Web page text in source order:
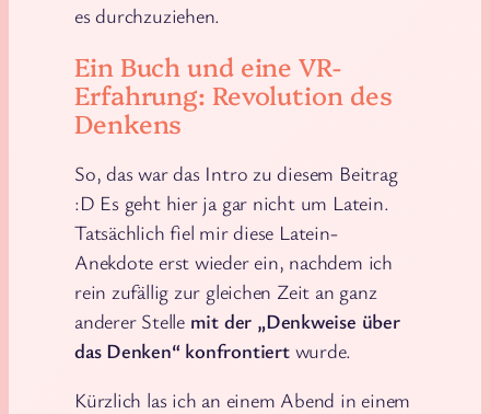
es durchzuziehen.
Ein Buch und eine VR-
Erfahrung: Revolution des
Denkens
So, das war das Intro zu diesem Beitrag
:D Es geht hier ja gar nicht um Latein.
Tatsächlich fiel mir diese Latein-
Anekdote erst wieder ein, nachdem ich
rein zufällig zur gleichen Zeit an ganz
anderer Stelle mit der „Denkweise über
das Denken“ konfrontiertwurde.
Kürzlich las ich an einem Abend in einem